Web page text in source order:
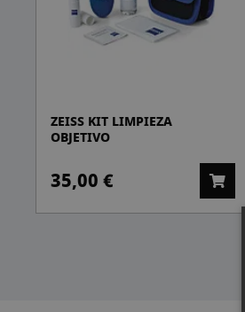
ZEISS KIT LIMPIEZA
OBJETIVO
35,00 €